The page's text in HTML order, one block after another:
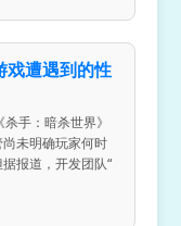
遭遇到的性
手：暗杀世界》
未明确玩家何时
报道，开发团队“